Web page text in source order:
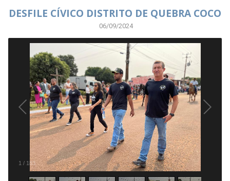
DESFILE CÍVICO DISTRITO DE QUEBRA COCO
06/09/2024
1 / 183